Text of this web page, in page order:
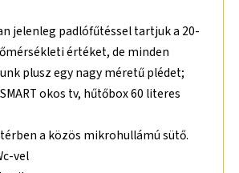
jelenleg padlófűtéssel tartjuk a 20-
értéket, de minden
plusz egy nagy méretű plédet;
okos tv, hűtőbox 60 literes
a közös mikrohullámú sütő.
vel